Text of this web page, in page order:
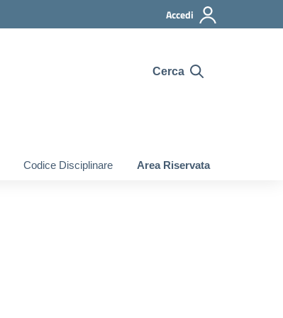
Accedi
Cerca
Codice Disciplinare Area Riservata